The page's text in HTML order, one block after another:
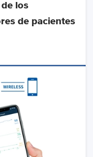
los
de pacientes